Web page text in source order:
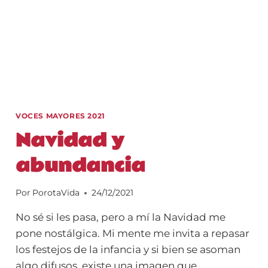
VOCES MAYORES 2021
Navidad y
abundancia
Por PorotaVida 24/12/2021
No sé si les pasa, pero a mí la Navidad me
pone nostálgica. Mi mente me invita a repasar
los festejos de la infancia y si bien se asoman